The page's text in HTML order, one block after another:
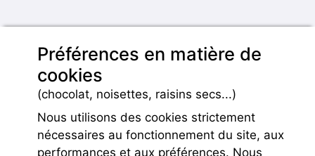
Préférences en matière de
cookies
(chocolat, noisettes, raisins secs...)
Nous utilisons des cookies strictement
nécessaires au fonctionnement du site, aux
performances et aux préférences. Nous